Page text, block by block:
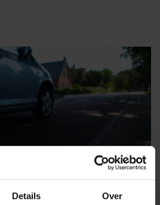
Details Over